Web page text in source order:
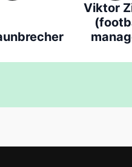
Viktor